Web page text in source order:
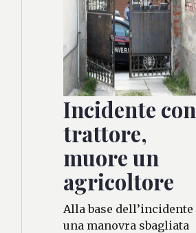
Incidente con
trattore,
muore un
agricoltore
Alla base dell’incidente
una manovra sbagliata